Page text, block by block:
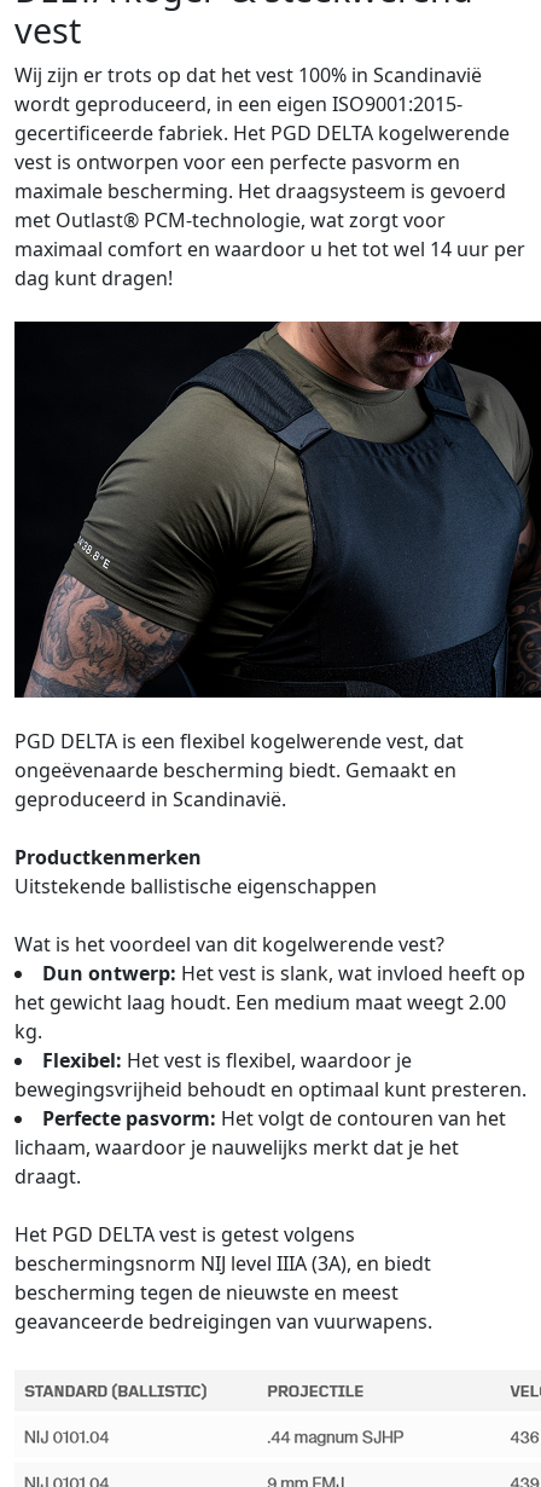
vest
Wij zijn er trots op dat het vest 100% in Scandinavië
wordt geproduceerd, in een eigen ISO9001:2015-
gecertificeerde fabriek. Het PGD DELTA kogelwerende
vest is ontworpen voor een perfecte pasvorm en
maximale bescherming. Het draagsysteem is gevoerd
met Outlast® PCM-technologie, wat zorgt voor
maximaal comfort en waardoor u het tot wel 14 uur per
dag kunt dragen!
PGD DELTA is een flexibel kogelwerende vest, dat
ongeëvenaarde bescherming biedt. Gemaakt en
geproduceerd in Scandinavië.
Productkenmerken
Uitstekende ballistische eigenschappen
Wat is het voordeel van dit kogelwerende vest?
Dun ontwerp: Het vest is slank, wat invloed heeft op
het gewicht laag houdt. Een medium maat weegt 2.00
kg.
Flexibel: Het vest is flexibel, waardoor je
bewegingsvrijheid behoudt en optimaal kunt presteren.
Perfecte pasvorm: Het volgt de contouren van het
lichaam, waardoor je nauwelijks merkt dat je het
draagt.
Het PGD DELTA vest is getest volgens
beschermingsnorm NIJ level IIIA (3A), en biedt
bescherming tegen de nieuwste en meest
geavanceerde bedreigingen van vuurwapens.